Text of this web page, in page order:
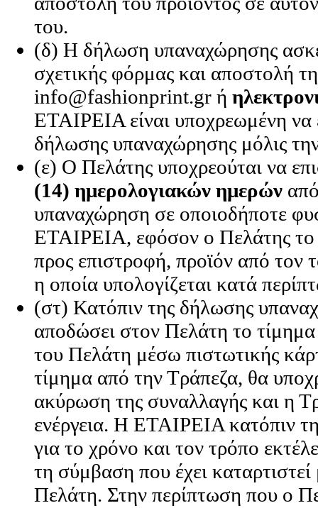
του.
(δ) Η δήλωση υπαναχώρησης
σχετικής φόρμας και αποστολή
info@fashionprint.gr ή
ΕΤΑΙΡΕΙΑ είναι υποχρεωμένη να
δήλωσης υπαναχώρησης μόλις
(ε) Ο Πελάτης υποχρεούται να
(14) ημερολογιακών ημερών
υπαναχώρηση σε οποιοδήποτε
ΕΤΑΙΡΕΙΑ, εφόσον ο Πελάτης το
προς επιστροφή, προϊόν από τον
η οποία υπολογίζεται κατά
(στ) Κατόπιν της δήλωσης
αποδώσει στον Πελάτη το
του Πελάτη μέσω πιστωτικής
τίμημα από την Τράπεζα, θα
ακύρωση της συναλλαγής και η
ενέργεια. Η ΕΤΑΙΡΕΙΑ κατόπιν
για το χρόνο και τον τρόπο
τη σύμβαση που έχει
Πελάτη. Στην περίπτωση που ο